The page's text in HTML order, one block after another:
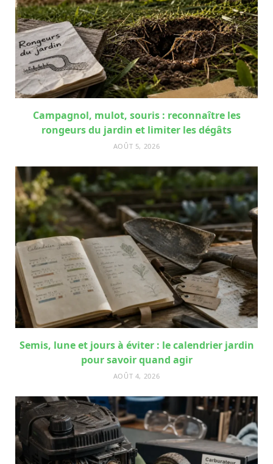
Campagnol, mulot, souris : reconnaître les
rongeurs du jardin et limiter les dégâts
AOÛT 5, 2026
Semis, lune et jours à éviter : le calendrier jardin
pour savoir quand agir
AOÛT 4, 2026